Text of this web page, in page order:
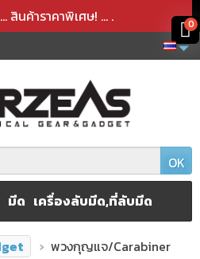
สินค้าราคาพิเศษ! ... .
OK
มีด เครื่องลับมีด,ที่ลับมีด
พวงกุญแจ/Carabiner
กร้าเรียบร้อยแล้ว
ะกร้าเรียบร้อยแล้ว
0